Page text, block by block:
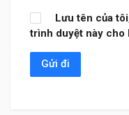
Lưu tên của
trình duyệt này cho